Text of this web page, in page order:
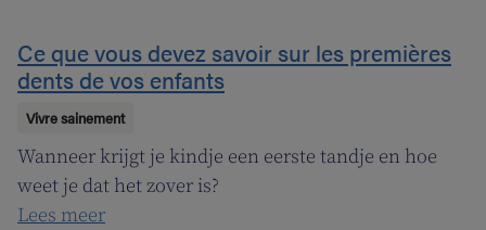
Ce que vous devez savoir sur les premières
dents de vos enfants
Vivre sainement
Wanneer krijgt je kindje een eerste tandje en hoe
weet je dat het zover is?
Lees meer